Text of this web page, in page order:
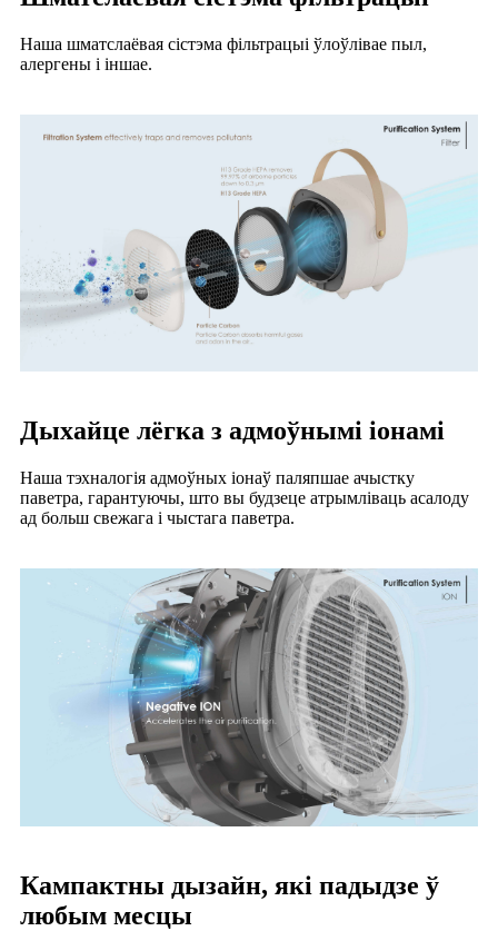
Наша шматслаёвая сістэма фільтрацыі ўлоўлівае пыл,
алергены і іншае.
Дыхайце лёгка з адмоўнымі іонамі
Наша тэхналогія адмоўных іонаў паляпшае ачыстку
паветра, гарантуючы, што вы будзеце атрымліваць асалоду
ад больш свежага і чыстага паветра.
Кампактны дызайн, які падыдзе ў
любым месцы